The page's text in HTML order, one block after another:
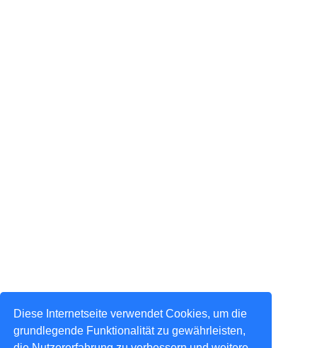
Diese Internetseite verwendet Cookies, um die
grundlegende Funktionalität zu gewährleisten,